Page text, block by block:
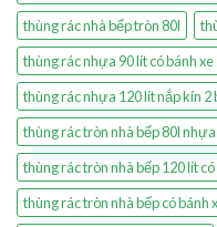
thùng rác nhà bếp tròn 80l
thùng rác nhựa 90 lít có bánh xe
thùng rác nhựa 120 lít nắp kín 2
thùng rác tròn nhà bếp 80l
thùng rác tròn nhà bếp 120 lít
thùng rác tròn nhà bếp có bánh